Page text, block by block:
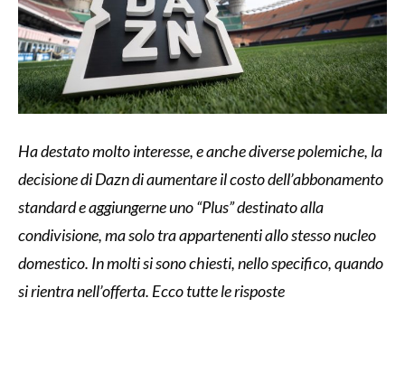
Ha destato molto interesse, e anche diverse polemiche, la
decisione di Dazn di aumentare il costo dell’abbonamento
standard e aggiungerne uno “Plus” destinato alla
condivisione, ma solo tra appartenenti allo stesso nucleo
domestico. In molti si sono chiesti, nello specifico, quando
si rientra nell’offerta. Ecco tutte le risposte